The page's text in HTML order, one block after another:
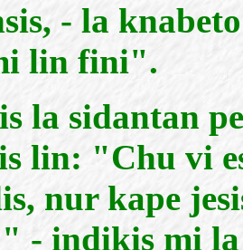
- la
lin fini".
la sidantan
lin: "Chu vi
nur kape
- indikis mi la